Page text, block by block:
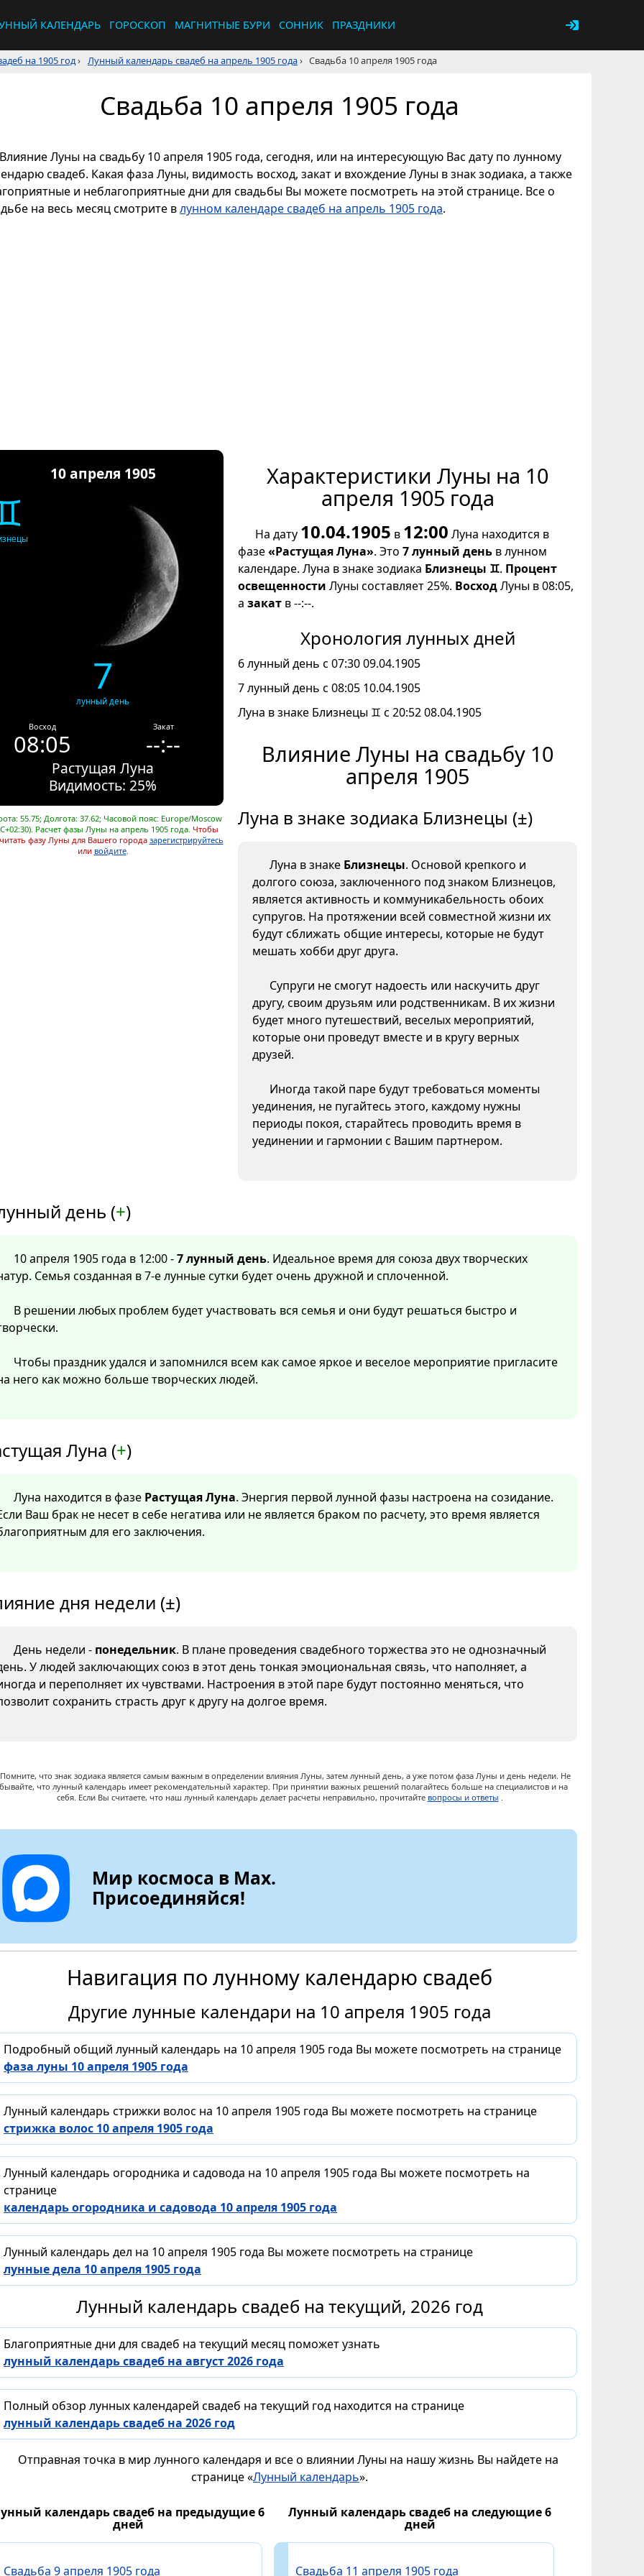
КАЛЕНДАРЬ ГОРОСКОП МАГНИТНЫЕ БУРИ СОННИК ПРАЗДНИКИ
на 1905 год› Лунный календарь свадеб на апрель 1905 года› Свадьба 10 апреля 1905 года
Свадьба 10 апреля 1905 года
Влияние Луны на свадьбу 10 апреля 1905 года, сегодня, или на интересующую Вас дату по лунному
свадеб. Какая фаза Луны, видимость восход, закат и вхождение Луны в знак зодиака, а также
и неблагоприятные дни для свадьбы Вы можете посмотреть на этой странице. Все о
на весь месяц смотрите влунном календаре свадеб на апрель 1905 года.
10 апреля 1905
7
лунный день
Восход
08:05
Закат
--:--
Растущая Луна
Видимость: 25%
55.75; Долгота: 37.62; Часовой пояс: Europe/Moscow
Расчет фазы Луны на апрель 1905 года. Чтобы
фазу Луны для Вашего города зарегистрируйтесь
или войдите.
Характеристики Луны на 10
апреля 1905 года
На дату 10.04.1905 в 12:00 Луна находится в
фазе«Растущая Луна». Это 7 лунный день в лунном
календаре. Луна в знаке зодиака Близнецы ♊. Процент
освещенности Луны составляет 25%. ВосходЛуны в 08:05,
а закат в --:--.
Хронология лунных дней
6 лунный день с 07:30 09.04.1905
7 лунный день с 08:05 10.04.1905
Луна в знаке Близнецы ♊ с 20:52 08.04.1905
Влияние Луны на свадьбу 10
апреля 1905
Луна в знаке зодиака Близнецы (±)
Луна в знаке Близнецы. Основой крепкого и
долгого союза, заключенного под знаком Близнецов,
является активность и коммуникабельность обоих
супругов. На протяжении всей совместной жизни их
будут сближать общие интересы, которые не будут
мешать хобби друг друга.
Супруги не смогут надоесть или наскучить друг
другу, своим друзьям или родственникам. В их жизни
будет много путешествий, веселых мероприятий,
которые они проведут вместе и в кругу верных
друзей.
Иногда такой паре будут требоваться моменты
уединения, не пугайтесь этого, каждому нужны
периоды покоя, старайтесь проводить время в
уединении и гармонии с Вашим партнером.
день (+)
10 апреля 1905 года в 12:00 -7 лунный день. Идеальное время для союза двух творческих
Семья созданная в 7-е лунные сутки будет очень дружной и сплоченной.
В решении любых проблем будет участвовать вся семья и они будут решаться быстро и
Чтобы праздник удался и запомнился всем как самое яркое и веселое мероприятие пригласите
него как можно больше творческих людей.
Луна (+)
Луна находится в фазе Растущая Луна. Энергия первой лунной фазы настроена на созидание.
Ваш брак не несет в себе негатива или не является браком по расчету, это время является
для его заключения.
дня недели (±)
День недели - понедельник. В плане проведения свадебного торжества это не однозначный
У людей заключающих союз в этот день тонкая эмоциональная связь, что наполняет, а
и переполняет их чувствами. Настроения в этой паре будут постоянно меняться, что
сохранить страсть друг к другу на долгое время.
Помните, что знак зодиака является самым важным в определении влияния Луны, затем лунный день, а уже потом фаза Луны и день недели. Не
что лунный календарь имеет рекомендательный характер. При принятии важных решений полагайтесь больше на специалистов и на
себя. Если Вы считаете, что наш лунный календарь делает расчеты неправильно, прочитайте вопросы и ответы .
Мир космоса в Max.
Присоединяйся!
Навигация по лунному календарю свадеб
Другие лунные календари на 10 апреля 1905 года
Подробный общий лунный календарь на 10 апреля 1905 года Вы можете посмотреть на странице
фаза луны 10 апреля 1905 года
Лунный календарь стрижки волос на 10 апреля 1905 года Вы можете посмотреть на странице
стрижка волос 10 апреля 1905 года
Лунный календарь огородника и садовода на 10 апреля 1905 года Вы можете посмотреть на
странице
календарь огородника и садовода 10 апреля 1905 года
Лунный календарь дел на 10 апреля 1905 года Вы можете посмотреть на странице
лунные дела 10 апреля 1905 года
Лунный календарь свадеб на текущий, 2026 год
Благоприятные дни для свадеб на текущий месяц поможет узнать
лунный календарь свадеб на август 2026 года
Полный обзор лунных календарей свадеб на текущий год находится на странице
лунный календарь свадеб на 2026 год
Отправная точка в мир лунного календаря и все о влиянии Луны на нашу жизнь Вы найдете на
странице «Лунный календарь».
календарь свадеб на предыдущие 6
дней
Свадьба 9 апреля 1905 года
Лунный календарь свадеб на следующие 6
дней
Свадьба 11 апреля 1905 года